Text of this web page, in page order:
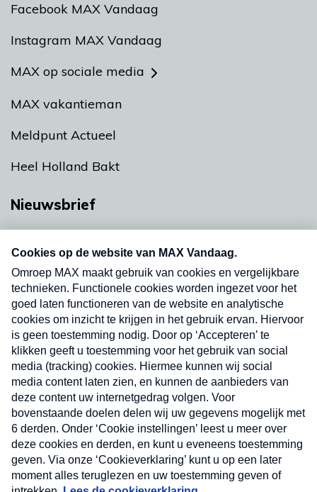
Facebook MAX Vandaag
Instagram MAX Vandaag
MAX op sociale media
MAX vakantieman
Meldpunt Actueel
Heel Holland Bakt
Nieuwsbrief
nieuwsbrief. Elke vrijdag- en dinsdagochtend in
uw mailbox.
Verzend
Nieuwsbrief
Neem hier een gratis abonnement op onze
nieuwsbrief. Elke vrijdag- en dinsdagochtend in uw